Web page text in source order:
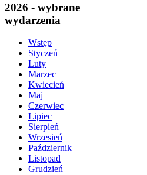
2026 - wybrane
wydarzenia
Wstęp
Styczeń
Luty
Marzec
Kwiecień
Maj
Czerwiec
Lipiec
Sierpień
Wrzesień
Październik
Listopad
Grudzień